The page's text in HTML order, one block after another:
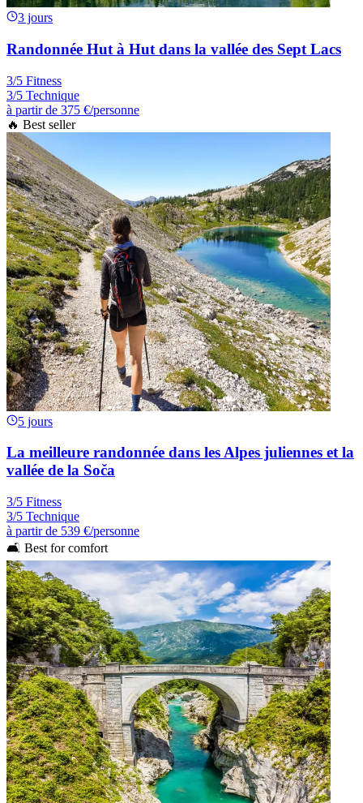
3 jours
Randonnée Hut à Hut dans la vallée des Sept Lacs
3/5 Fitness
3/5 Technique
à partir de 375 €/personne
🔥 Best seller
5 jours
La meilleure randonnée dans les Alpes juliennes et la
vallée de la Soča
3/5 Fitness
3/5 Technique
à partir de 539 €/personne
🛋️ Best for comfort